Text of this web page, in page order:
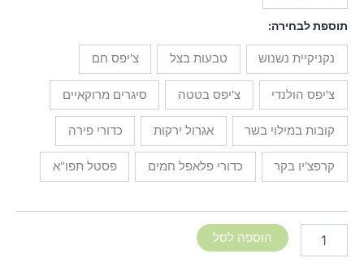
תוספת לבחירה:
נקניקיית נשנוש טבעות בצל צ'יפס חם
צ'יפס הולנדי צ'יפס בטטה סיגרים מרוקאיים
קובות במילוי בשר אגרול ירקות כדורי פירה
קרפצ'יו בקר כדורי פלאפל חמים פסטל תפו"א
הוספה לסל